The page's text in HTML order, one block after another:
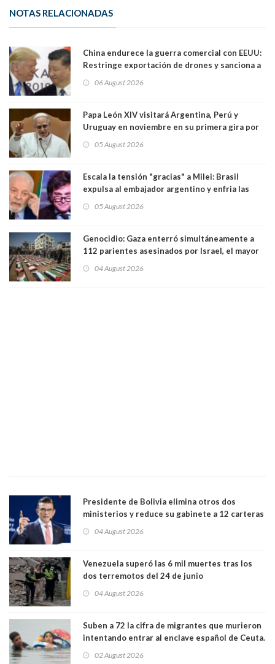
NOTAS RELACIONADAS
China endurece la guerra comercial con EEUU:
Restringe exportación de drones y sanciona a
06 August 2026
Papa León XIV visitará Argentina, Perú y
Uruguay en noviembre en su primera gira por
05 August 2026
Escala la tensión "gracias" a Milei: Brasil
expulsa al embajador argentino y enfria las
trasandino
05 August 2026
Genocidio: Gaza enterró simultáneamente a
112 parientes asesinados por Israel, el mayor
muertos figuran 44 niños y nueve ancianos
04 August 2026
Presidente de Bolivia elimina otros dos
ministerios y reduce su gabinete a 12 carteras
04 August 2026
Venezuela superó las 6 mil muertes tras los
dos terremotos del 24 de junio
04 August 2026
Suben a 72 la cifra de migrantes que murieron
intentando entrar al enclave español de Ceuta.
02 August 2026